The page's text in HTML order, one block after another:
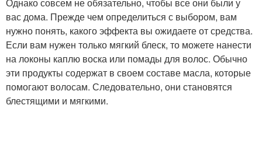
вас дома. Прежде чем определиться с выбором, вам
нужно понять, какого эффекта вы ожидаете от средства.
Если вам нужен только мягкий блеск, то можете нанести
на локоны каплю воска или помады для волос. Обычно
эти продукты содержат в своем составе масла, которые
помогают волосам. Следовательно, они становятся
блестящими и мягкими.